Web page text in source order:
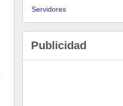
Servidores
Publicidad